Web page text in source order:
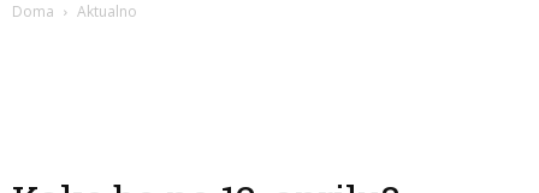
Doma Aktualno